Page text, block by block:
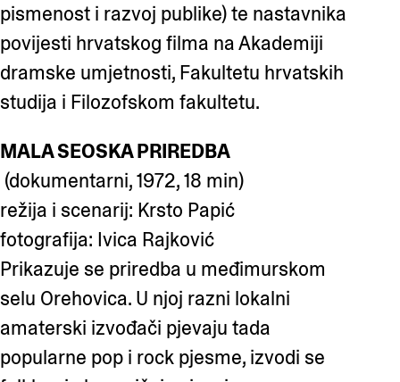
pismenost i razvoj publike) te nastavnika
povijesti hrvatskog filma na Akademiji
dramske umjetnosti, Fakultetu hrvatskih
studija i Filozofskom fakultetu.
MALA SEOSKA PRIREDBA
(dokumentarni, 1972, 18 min)
režija i scenarij: Krsto Papić
fotografija: Ivica Rajković
Prikazuje se priredba u međimurskom
selu Orehovica. U njoj razni lokalni
amaterski izvođači pjevaju tada
popularne pop i rock pjesme, izvodi se